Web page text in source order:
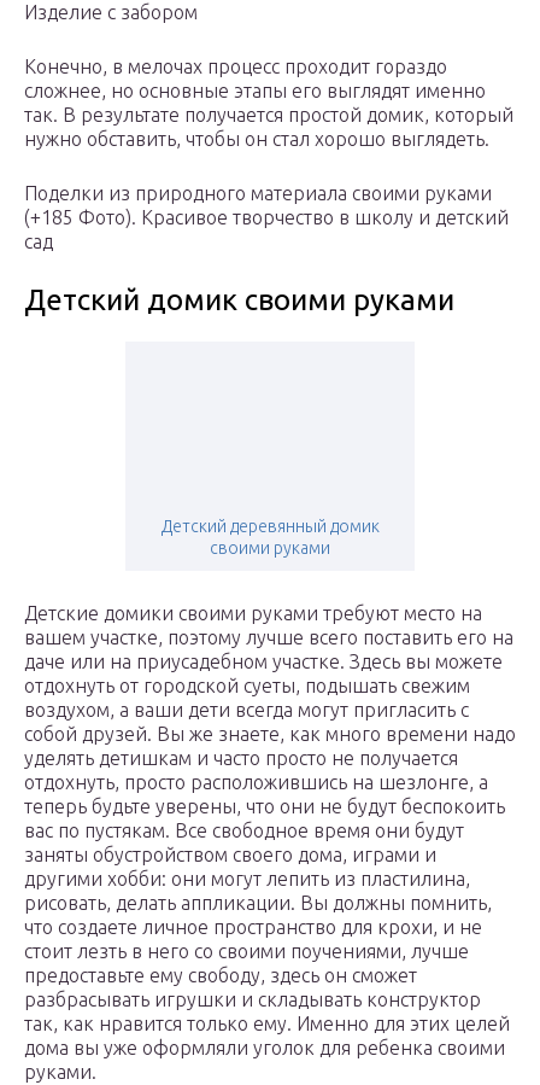
Изделие с забором
Конечно, в мелочах процесс проходит гораздо
сложнее, но основные этапы его выглядят именно
так. В результате получается простой домик, который
нужно обставить, чтобы он стал хорошо выглядеть.
Поделки из природного материала своими руками
(+185 Фото). Красивое творчество в школу и детский
сад
Детский домик своими руками
Детский деревянный домик
своими руками
Детские домики своими руками требуют место на
вашем участке, поэтому лучше всего поставить его на
даче или на приусадебном участке. Здесь вы можете
отдохнуть от городской суеты, подышать свежим
воздухом, а ваши дети всегда могут пригласить с
собой друзей. Вы же знаете, как много времени надо
уделять детишкам и часто просто не получается
отдохнуть, просто расположившись на шезлонге, а
теперь будьте уверены, что они не будут беспокоить
вас по пустякам. Все свободное время они будут
заняты обустройством своего дома, играми и
другими хобби: они могут лепить из пластилина,
рисовать, делать аппликации. Вы должны помнить,
что создаете личное пространство для крохи, и не
стоит лезть в него со своими поучениями, лучше
предоставьте ему свободу, здесь он сможет
разбрасывать игрушки и складывать конструктор
так, как нравится только ему. Именно для этих целей
дома вы уже оформляли уголок для ребенка своими
руками.